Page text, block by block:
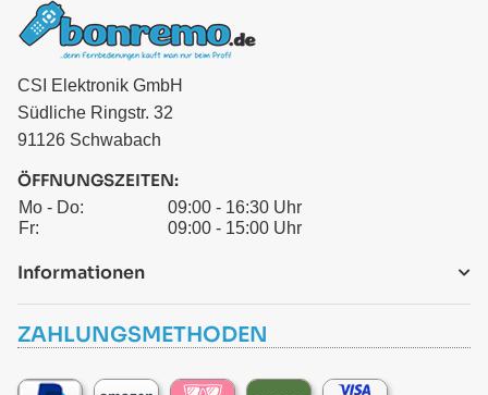
CSI Elektronik GmbH
Südliche Ringstr. 32
91126 Schwabach
ÖFFNUNGSZEITEN:
Mo - Do:
09:00 - 16:30 Uhr
Fr:
09:00 - 15:00 Uhr
Informationen
ZAHLUNGSMETHODEN